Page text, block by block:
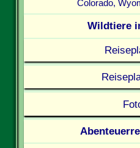
Colorado,
Wildtiere